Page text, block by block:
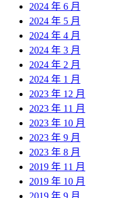
2024 年 6 月
2024 年 5 月
2024 年 4 月
2024 年 3 月
2024 年 2 月
2024 年 1 月
2023 年 12 月
2023 年 11 月
2023 年 10 月
2023 年 9 月
2023 年 8 月
2019 年 11 月
2019 年 10 月